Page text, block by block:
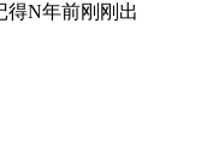
得N年前刚刚出